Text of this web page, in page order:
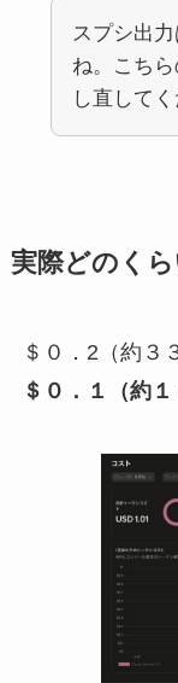
スプシ出
ね。こち
し直してく
実際どのく
＄０．2（約３
＄０．１（約